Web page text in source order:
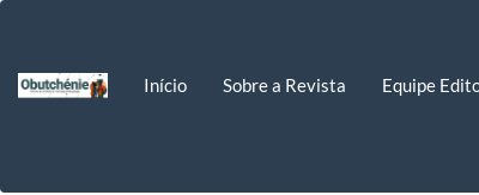
principal
Início Sobre a Revista Equipe